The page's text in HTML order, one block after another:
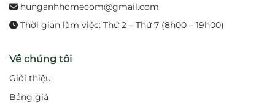
Tiết kiệm nước hiệu quả nhờ chế độ tự ngắt
thông minh.
Nâng tầm thẩm mỹ, mang lại vẻ đẹp sang trọng,
hiện đại cho phòng tắm.
Độ bền cao, giảm chi phí bảo dưỡng và thay thế.
hunganhhomecom@gmail.com
Thời gian làm việc: Thứ 2 – Thứ 7 (8h00 – 19h00)
Về chúng tôi
Giới thiệu
Bảng giá